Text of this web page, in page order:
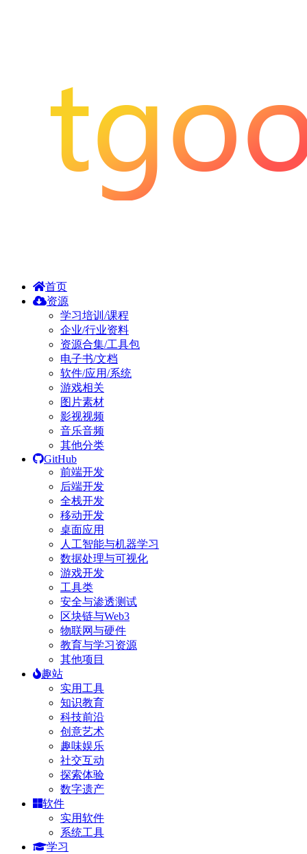
首页
资源
学习培训/课程
企业/行业资料
资源合集/工具包
电子书/文档
软件/应用/系统
游戏相关
图片素材
影视视频
音乐音频
其他分类
GitHub
前端开发
后端开发
全栈开发
移动开发
桌面应用
人工智能与机器学习
数据处理与可视化
游戏开发
工具类
安全与渗透测试
区块链与Web3
物联网与硬件
教育与学习资源
其他项目
趣站
实用工具
知识教育
科技前沿
创意艺术
趣味娱乐
社交互动
探索体验
数字遗产
软件
实用软件
系统工具
学习